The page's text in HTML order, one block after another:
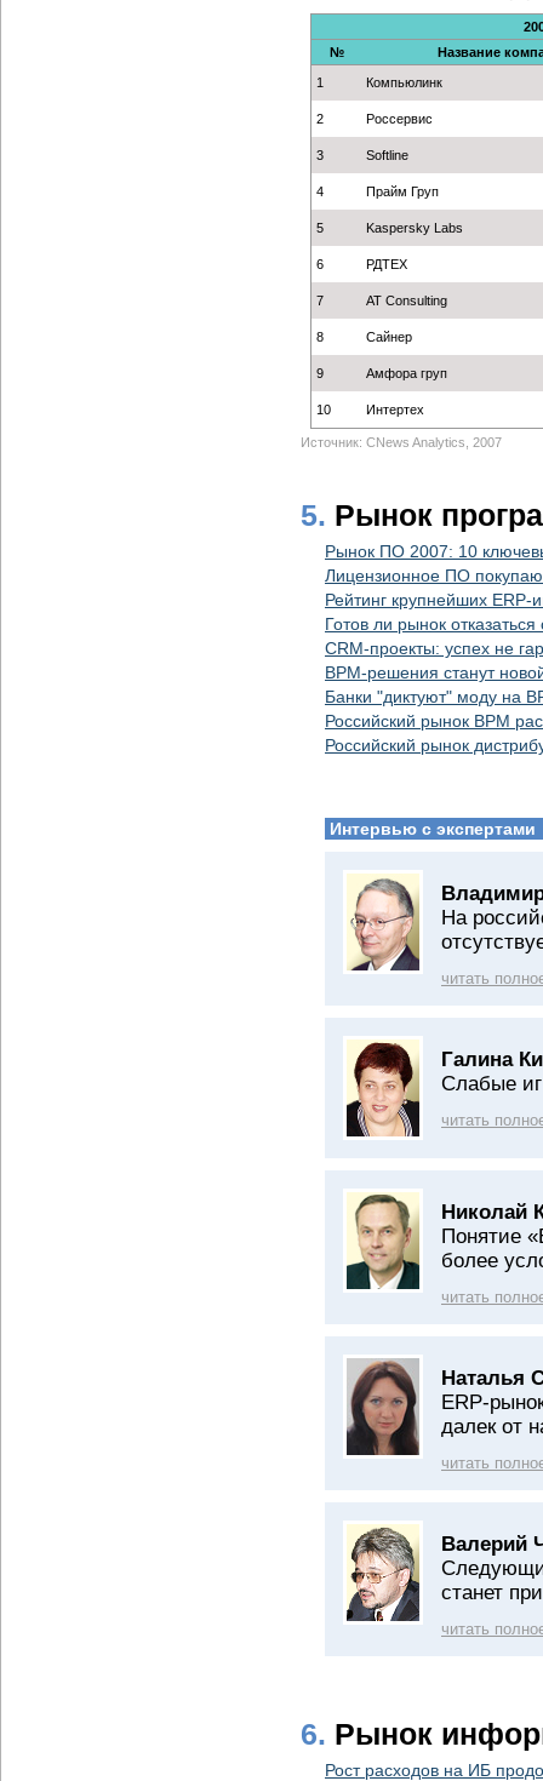
№
Название
1 Компьюлинк
2 Россервис
3 Softline
4 Прайм Груп
5 Kaspersky Labs
6 РДТЕХ
7 AT Consulting
8 Сайнер
9 Амфора груп
10 Интертех
Источник: CNews Analytics, 2007
5. Рынок
Рынок ПО 2007: 10
Лицензионное ПО
Рейтинг крупнейших ERP-
Готов ли рынок
CRM-проекты: успех не
BPM-решения станут
Банки "диктуют" моду на
Российский рынок BPM
Российский рынок
Интервью с экспертами
На
читать
Галина
Слабые
читать
Николай
Понятие
более
читать
Наталья
ERP-
далек от
читать
Валерий
станет
читать
6. Рынок
Рост расходов на ИБ